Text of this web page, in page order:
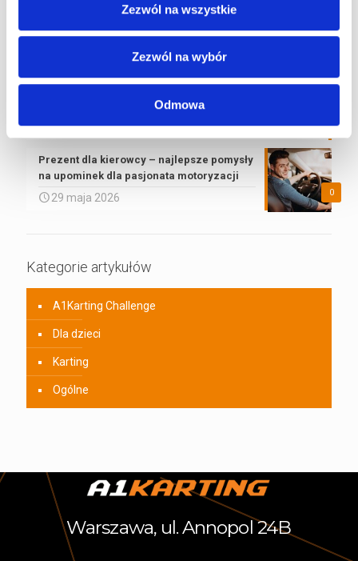
Zezwól na wszystkie
Zezwól na wybór
Odmowa
Jak zostać kierowcą wyścigowym – od
pierwszego siadu w gokarcie do torów FIA
Wakacyjne godziny otwarcia !
22 czerwca 2026
0
Prezent dla kierowcy – najlepsze pomysły
na upominek dla pasjonata motoryzacji
29 maja 2026
Kategorie artykułów
A1Karting Challenge
Dla dzieci
Karting
Ogólne
Warszawa, ul. Annopol 24B